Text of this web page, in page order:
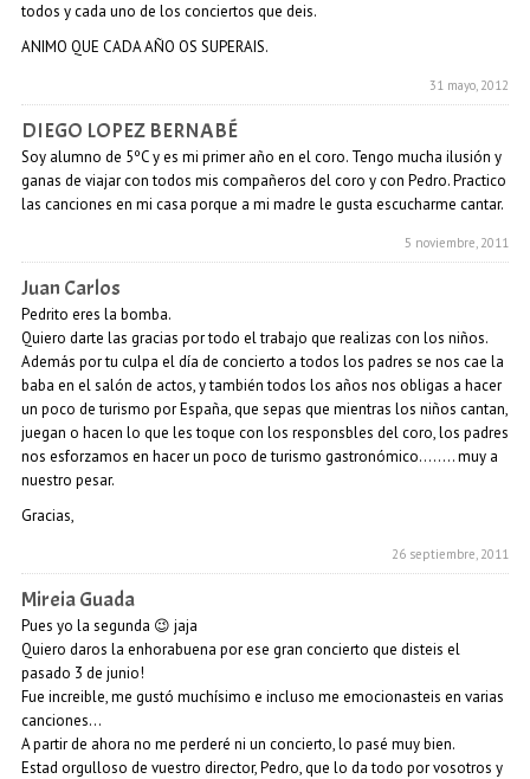
todos y cada uno de los conciertos que deis.
ANIMO QUE CADA AÑO OS SUPERAIS.
31 mayo, 2012
DIEGO LOPEZ BERNABÉ
Soy alumno de 5ºC y es mi primer año en el coro. Tengo mucha ilusión y
ganas de viajar con todos mis compañeros del coro y con Pedro. Practico
las canciones en mi casa porque a mi madre le gusta escucharme cantar.
5 noviembre, 2011
Juan Carlos
Pedrito eres la bomba.
Quiero darte las gracias por todo el trabajo que realizas con los niños.
Además por tu culpa el día de concierto a todos los padres se nos cae la
baba en el salón de actos, y también todos los años nos obligas a hacer
un poco de turismo por España, que sepas que mientras los niños cantan,
juegan o hacen lo que les toque con los responsbles del coro, los padres
nos esforzamos en hacer un poco de turismo gastronómico…….. muy a
nuestro pesar.
Gracias,
26 septiembre, 2011
Mireia Guada
Pues yo la segunda 😉 jaja
Quiero daros la enhorabuena por ese gran concierto que disteis el
pasado 3 de junio!
Fue increible, me gustó muchísimo e incluso me emocionasteis en varias
canciones…
A partir de ahora no me perderé ni un concierto, lo pasé muy bien.
Estad orgulloso de vuestro director, Pedro, que lo da todo por vosotros y